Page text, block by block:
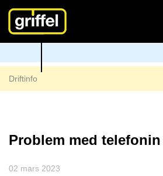
Driftinfo
Problem med telefonin
02 mars 2023